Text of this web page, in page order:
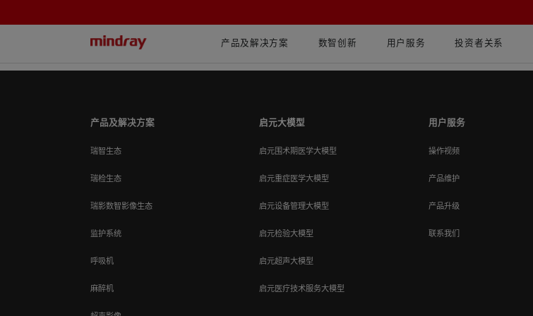
产品及解决方案 数智创新 用户服务 投资者关系
用户服务
产品及解决方案
瑞智生态
瑞检生态
瑞影数智影像生态
监护系统
呼吸机
麻醉机
启元大模型
启元围术期医学大模型
启元重症医学大模型
启元设备管理大模型
启元检验大模型
启元超声大模型
启元医疗技术服务大模型
用户服务
操作视频
产品维护
产品升级
联系我们